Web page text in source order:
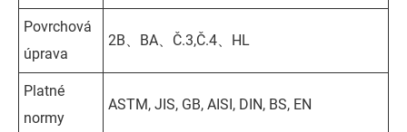
Povrchová
úprava
2B、BA、Č.3,Č.4、HL
Platné
normy
ASTM, JIS, GB, AISI, DIN, BS, EN